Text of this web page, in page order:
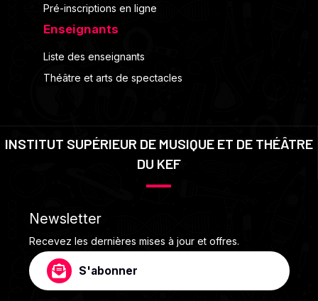
Pré-inscriptions en ligne
Enseignants
Liste des enseignants
Théâtre et arts de spectacles
INSTITUT SUPÉRIEUR DE MUSIQUE ET DE THÉÂTRE
DU KEF
Newsletter
Recevez les dernières mises à jour et offres.
S'abonner